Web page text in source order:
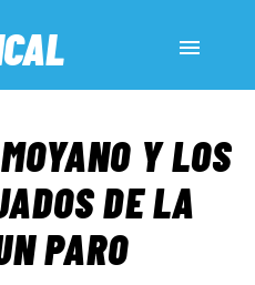
MOYANO Y LOS
DE LA
PARO